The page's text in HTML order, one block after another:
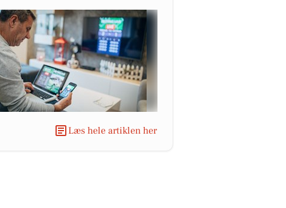
Læs hele artiklen her